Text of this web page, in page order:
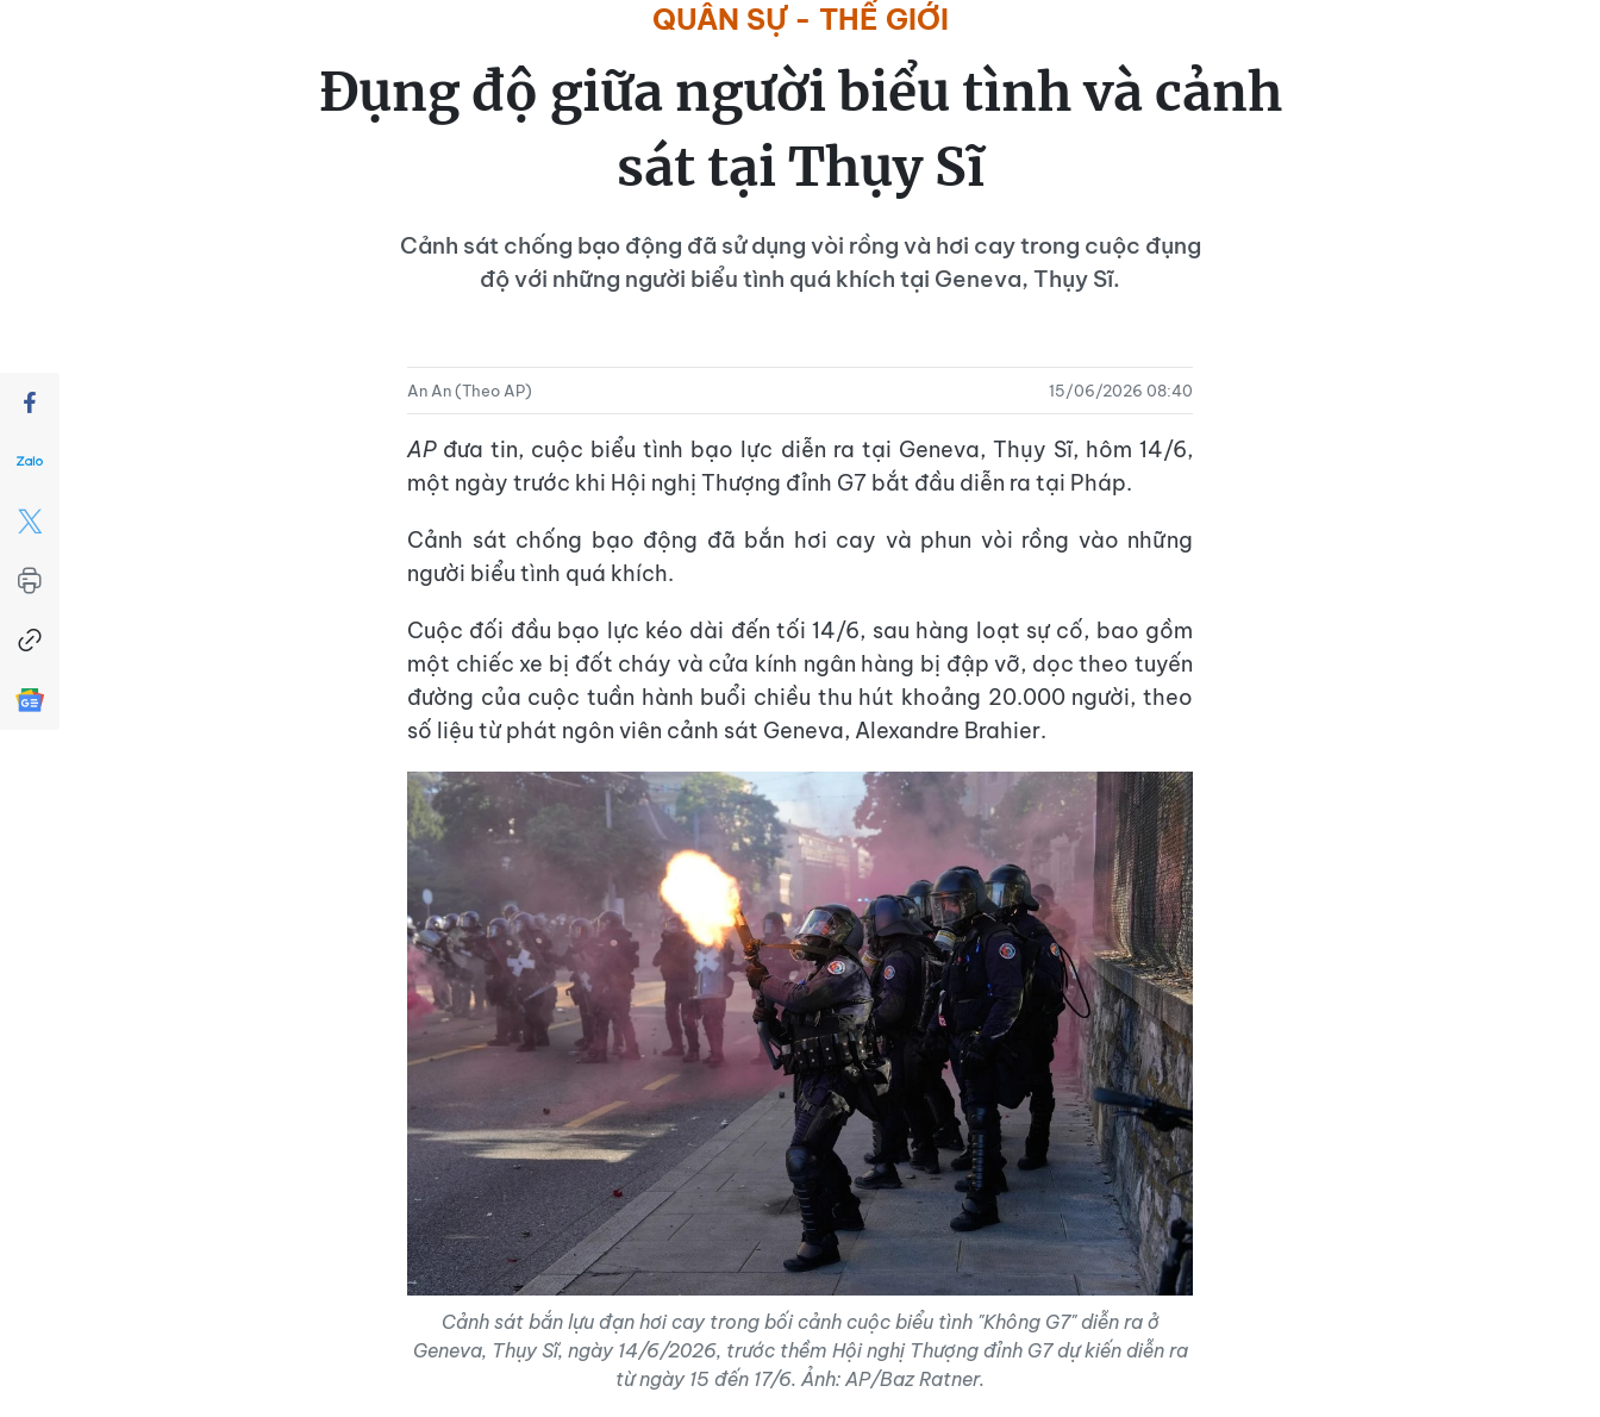
QUÂN SỰ - THẾ GIỚI
Đụng độ giữa người biểu tình và cảnh
sát tại Thụy Sĩ
Cảnh sát chống bạo động đã sử dụng vòi rồng và hơi cay trong cuộc đụng
độ với những người biểu tình quá khích tại Geneva, Thụy Sĩ.
An An (Theo AP) 15/06/2026 08:40
APđưa tin, cuộc biểu tình bạo lực diễn ra tại Geneva, Thụy Sĩ, hôm 14/6,
một ngày trước khi Hội nghị Thượng đỉnh G7 bắt đầu diễn ra tại Pháp.
Cảnh sát chống bạo động đã bắn hơi cay và phun vòi rồng vào những
người biểu tình quá khích.
Cuộc đối đầu bạo lực kéo dài đến tối 14/6, sau hàng loạt sự cố, bao gồm
một chiếc xe bị đốt cháy và cửa kính ngân hàng bị đập vỡ, dọc theo tuyến
đường của cuộc tuần hành buổi chiều thu hút khoảng 20.000 người, theo
số liệu từ phát ngôn viên cảnh sát Geneva, Alexandre Brahier.
Cảnh sát bắn lựu đạn hơi cay trong bối cảnh cuộc biểu tình "Không G7" diễn ra ở
Geneva, Thụy Sĩ, ngày 14/6/2026, trước thềm Hội nghị Thượng đỉnh G7 dự kiến ​​diễn ra
từ ngày 15 đến 17/6. Ảnh: AP/Baz Ratner.